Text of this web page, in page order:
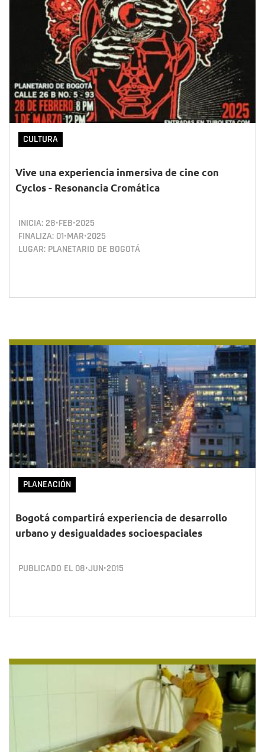
CULTURA
Vive una experiencia inmersiva de cine con
Cyclos - Resonancia Cromática
INICIA: 28•FEB•2025
FINALIZA: 01•MAR•2025
LUGAR: PLANETARIO DE BOGOTÁ
PLANEACIÓN
Bogotá compartirá experiencia de desarrollo
urbano y desigualdades socioespaciales
PUBLICADO EL 08•JUN•2015